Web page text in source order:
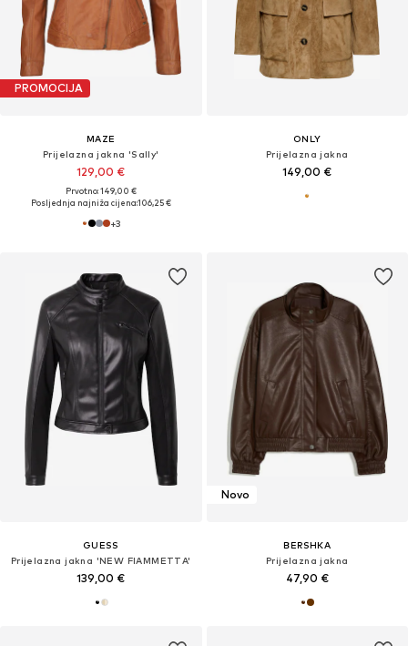
PROMOCIJA
MAZE
Prijelazna jakna 'Sally'
129,00 €
Prvotno: 149,00 €
Posljednja najniža cijena:106,25 €
+3
ONLY
Prijelazna jakna
149,00 €
GUESS
Prijelazna jakna 'NEW FIAMMETTA'
139,00 €
Novo
BERSHKA
Prijelazna jakna
47,90 €